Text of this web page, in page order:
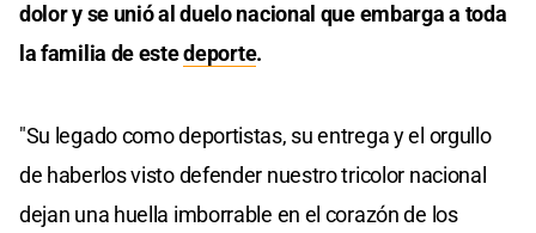
dolor y se unió al duelo nacional que embarga a toda
la familia de estedeporte.
"Su legado como deportistas, su entrega y el orgullo
de haberlos visto defender nuestro tricolor nacional
dejan una huella imborrable en el corazón de los